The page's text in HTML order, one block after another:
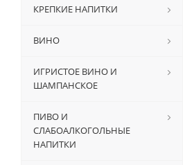
КРЕПКИЕ НАПИТКИ
ВИНО
ИГРИСТОЕ ВИНО И
ШАМПАНСКОЕ
ПИВО И
СЛАБОАЛКОГОЛЬНЫЕ
НАПИТКИ